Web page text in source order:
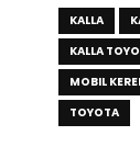
KALLA
KALLA
MOBIL
TOYOTA